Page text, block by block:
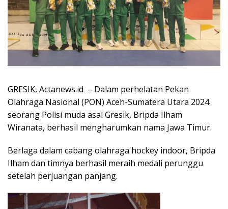
GRESIK, Actanews.id – Dalam perhelatan Pekan
Olahraga Nasional (PON) Aceh-Sumatera Utara 2024
seorang Polisi muda asal Gresik, Bripda Ilham
Wiranata, berhasil mengharumkan nama Jawa Timur.
Berlaga dalam cabang olahraga hockey indoor, Bripda
Ilham dan timnya berhasil meraih medali perunggu
setelah perjuangan panjang.